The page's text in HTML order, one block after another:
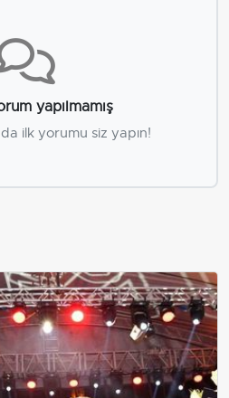
yapılmamış
ilk yorumu siz yapın!